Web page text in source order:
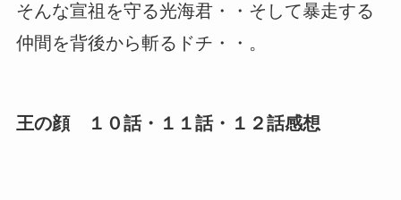
そんな宣祖を守る光海君・・そして暴走する
仲間を背後から斬るドチ・・。
王の顔 １０話・１１話・１２話感想